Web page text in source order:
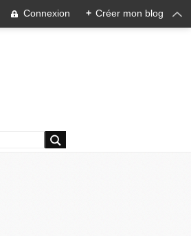
Connexion + Créer mon blog